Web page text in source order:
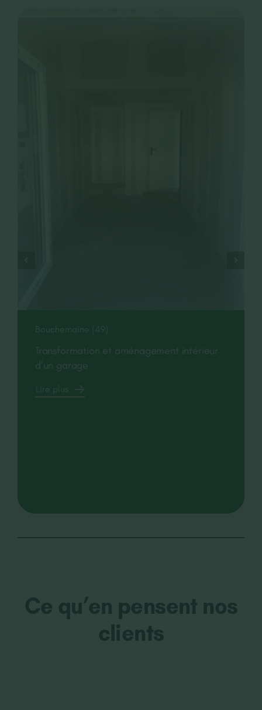
Bouchemaine (49)
Transformation et aménagement intérieur
d’un garage
Lire plus
Ce qu’en pensent nos
clients